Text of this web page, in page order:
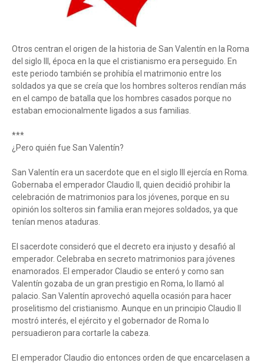
Otros centran el origen de la historia de San Valentín en la Roma
del siglo III, época en la que el cristianismo era perseguido. En
este periodo también se prohibía el matrimonio entre los
soldados ya que se creía que los hombres solteros rendían más
en el campo de batalla que los hombres casados porque no
estaban emocionalmente ligados a sus familias.
***
¿Pero quién fue San Valentín?
San Valentín era un sacerdote que en el siglo III ejercía en Roma.
Gobernaba el emperador Claudio II, quien decidió prohibir la
celebración de matrimonios para los jóvenes, porque en su
opinión los solteros sin familia eran mejores soldados, ya que
tenían menos ataduras.
El sacerdote consideró que el decreto era injusto y desafió al
emperador. Celebraba en secreto matrimonios para jóvenes
enamorados. El emperador Claudio se enteró y como san
Valentín gozaba de un gran prestigio en Roma, lo llamó al
palacio. San Valentín aprovechó aquella ocasión para hacer
proselitismo del cristianismo. Aunque en un principio Claudio II
mostró interés, el ejército y el gobernador de Roma lo
persuadieron para cortarle la cabeza.
El emperador Claudio dio entonces orden de que encarcelasen a